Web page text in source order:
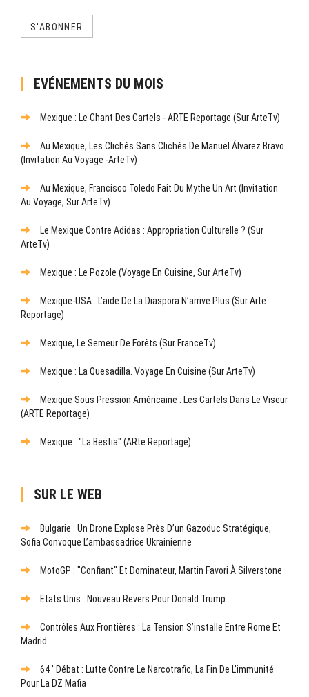
S'ABONNER
EVÉNEMENTS DU MOIS
Mexique : Le Chant Des Cartels - ARTE Reportage (sur ArteTv)
Au Mexique, Les Clichés Sans Clichés De Manuel Álvarez Bravo
(Invitation Au Voyage -ArteTv)
Au Mexique, Francisco Toledo Fait Du Mythe Un Art (Invitation
Au Voyage, Sur ArteTv)
Le Mexique Contre Adidas : Appropriation Culturelle ? (sur
ArteTv)
Mexique : Le Pozole (Voyage En Cuisine, Sur ArteTv)
Mexique-USA : L’aide De La Diaspora N’arrive Plus (sur Arte
Reportage)
Mexique, Le Semeur De Forêts (sur FranceTv)
Mexique : La Quesadilla. Voyage En Cuisine (sur ArteTv)
Mexique Sous Pression Américaine : Les Cartels Dans Le Viseur
(ARTE Reportage)
Mexique : "La Bestia" (ARte Reportage)
SUR LE WEB
Bulgarie : Un Drone Explose Près D’un Gazoduc Stratégique,
Sofia Convoque L’ambassadrice Ukrainienne
MotoGP : "Confiant" Et Dominateur, Martin Favori À Silverstone
Etats Unis : Nouveau Revers Pour Donald Trump
Contrôles Aux Frontières : La Tension S’installe Entre Rome Et
Madrid
64 ’ Débat : Lutte Contre Le Narcotrafic, La Fin De L’immunité
Pour La DZ Mafia